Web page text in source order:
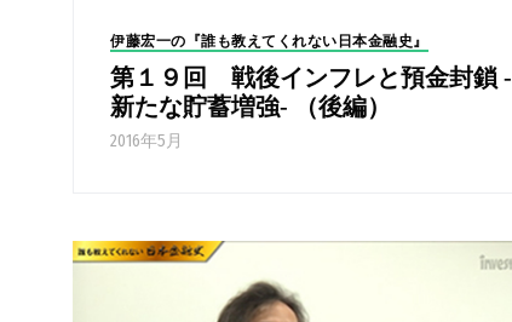
伊藤宏一の『誰も教えてくれない日本金融史』
第１９回 戦後インフレと預金封鎖 -
新たな貯蓄増強- （後編）
2016年5月